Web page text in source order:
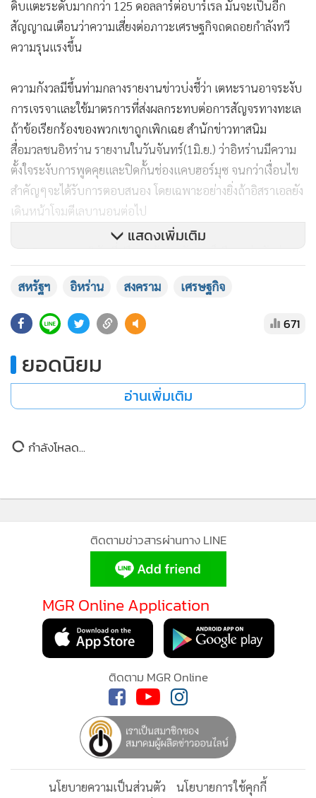
ยุทธศาสตร์ของประเทศ ที่เวลานี้อยู่ที่แค่ 365 ล้านบาร์เรล ต่ำสุด
ในรอบราวๆ 2 ปี
ดิบแตะระดับมากกว่า 125 ดอลลาร์ต่อบาร์เรล มันจะเป็นอีก
สัญญาณเตือนว่าความเสี่ยงต่อภาวะเศรษฐกิจถดถอยกำลังทวี
ความรุนแรงขึ้น
ความกังวลมีขึ้นท่ามกลางรายงานข่าวบ่งชี้ว่า เตหะรานอาจระงับ
การเจรจาและใช้มาตรการที่ส่งผลกระทบต่อการสัญจรทางทะเล
ถ้าข้อเรียกร้องของพวกเขาถูกเพิกเฉย สำนักข่าวทาสนิม
สื่อมวลชนอิหร่าน รายงานในวันจันทร์(1มิ.ย.) ว่าอิหร่านมีความ
ตั้งใจระงับการพูดคุยและปิดกั้นช่องแคบฮอร์มุซ จนกว่าเงื่อนไข
เดินหน้าโจมตีเลบานอนต่อไป
HFI Research บริษัทที่ปรึกษาด้านพลังงานก็เตือนเช่นกันว่า
เวลาสำหรับการป้องกันผลกระทบรุนแรงที่มีต่อเศรษฐกิจ อาจ
ใกล้หมดลงแล้ว ถ้าสถานการณ์ยังคงไม่คลี่คลาย "ประเด็นคือเมื่อ
เวลาผ่านไป เป็นเวลาหลายชั่วโมง เป็นเวลาหลายวัน เวลาของ
" ในช่วงสิ้นเดือนมิถุนายน ถ้าช่องแคบฮอร์มุซยังถูกปิด รับ
สามารถปฏิบัติการได้" HFI Research ระบุ
แม้มีคำเตือน แต่การคาดการณ์เกี่ยวกับภาวะถดถอยยังคงไม่
แน่นอน โดยจากการวิเคราะห์ของธนาคารกลางสหรัฐฯสาขา
นิวยอร์ก พบว่าตัวชี้วัดในตลาดพันธบัตร ณ สิ้นเดือนเมษายน บ่ง
ชี้ว่ามีโอกาสที่สหรัฐฯ จะเกิดภาวะเศรษฐกิจถดถอย ภายใน 12
เดือนข้างหน้า อยู่ที่ประมาณ 17%
(ที่มา:บลูมเบิร์ก/อัลมายาดีน)
แสดงเพิ่มเติม
สหรัฐฯ อิหร่าน
671
ยอดนิยม
ติดตามข่าวสารผ่านทาง LINE
MGR Online Application
ติดตาม MGR Online